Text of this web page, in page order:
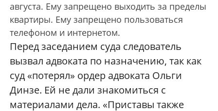
августа. Ему запрещено выходить за пределы
квартиры. Ему запрещено пользоваться
телефоном и интернетом.
Перед заседанием суда следователь
вызвал адвоката по назначению, так как
суд «потерял» ордер адвоката Ольги
Динзе. Ей не дали знакомиться с
материалами дела. «Приставы также